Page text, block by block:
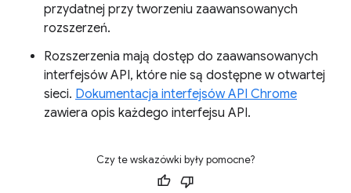
przydatnej przy tworzeniu zaawansowanych
rozszerzeń.
Rozszerzenia mają dostęp do zaawansowanych
interfejsów API, które nie są dostępne w otwartej
sieci. Dokumentacja interfejsów API Chrome
zawiera opis każdego interfejsu API.
Czy te wskazówki były pomocne?